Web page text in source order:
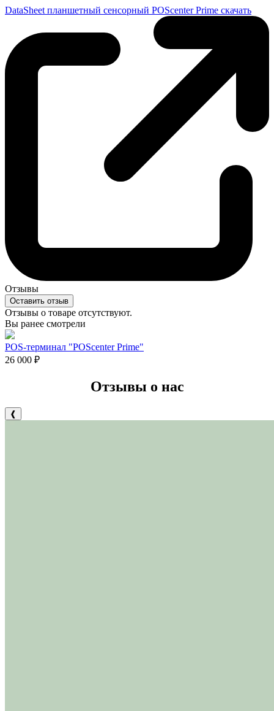
DataSheet планшетный сенсорный POScenter Prime скачать
Отзывы
Оставить отзыв
Отзывы о товаре отсутствуют.
Вы ранее смотрели
POS-терминал "POScenter Prime"
26 000 ₽
Отзывы о нас
❰